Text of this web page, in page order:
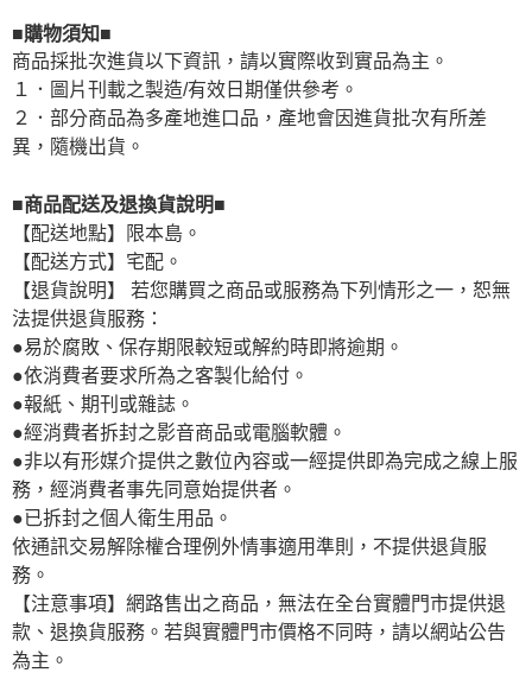
■購物須知■
商品採批次進貨以下資訊，請以實際收到實品為主。
１．圖片刊載之製造/有效日期僅供參考。
２．部分商品為多產地進口品，產地會因進貨批次有所差
異，隨機出貨。
■商品配送及退換貨說明■
【配送地點】限本島。
【配送方式】宅配。
【退貨說明】 若您購買之商品或服務為下列情形之一，恕無
法提供退貨服務：
●易於腐敗、保存期限較短或解約時即將逾期。
●依消費者要求所為之客製化給付。
●報紙、期刊或雜誌。
●經消費者拆封之影音商品或電腦軟體。
●非以有形媒介提供之數位內容或一經提供即為完成之線上服
務，經消費者事先同意始提供者。
●已拆封之個人衛生用品。
依通訊交易解除權合理例外情事適用準則，不提供退貨服
務。
【注意事項】網路售出之商品，無法在全台實體門市提供退
款、退換貨服務。若與實體門市價格不同時，請以網站公告
為主。